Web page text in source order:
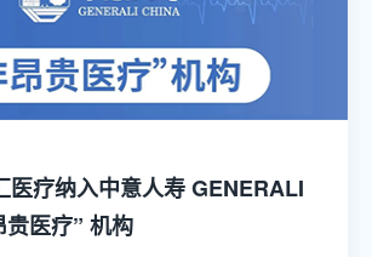
医疗纳入中意人寿 GENERALI
医疗” 机构